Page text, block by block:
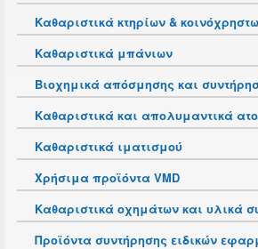
Καθαριστικά κτηρίων &
Καθαριστικά μπάνιων
Βιοχημικά απόσμησης και
Καθαριστικά και απολυμαντικά
Καθαριστικά ιματισμού
Χρήσιμα προϊόντα VMD
Καθαριστικά οχημάτων και υλικά
Προϊόντα συντήρησης ειδικών